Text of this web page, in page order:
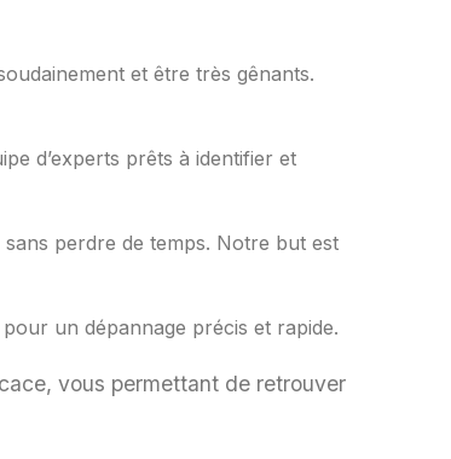
et être très gênants.
d’experts prêts à identifier et
perdre de temps. Notre but est
un dépannage précis et rapide.
vous permettant de retrouver